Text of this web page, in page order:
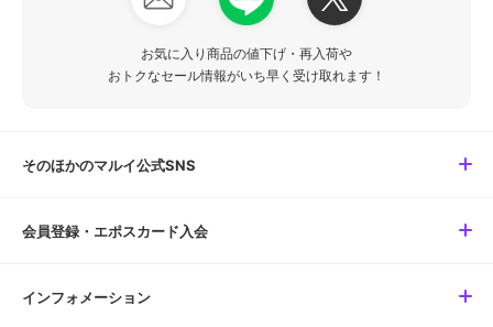
お気に入り商品の値下げ・再入荷や
おトクなセール情報がいち早く受け取れます！
そのほかのマルイ公式SNS
会員登録・エポスカード入会
インフォメーション